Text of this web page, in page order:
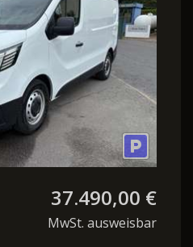
37.490,00 €
MwSt. ausweisbar